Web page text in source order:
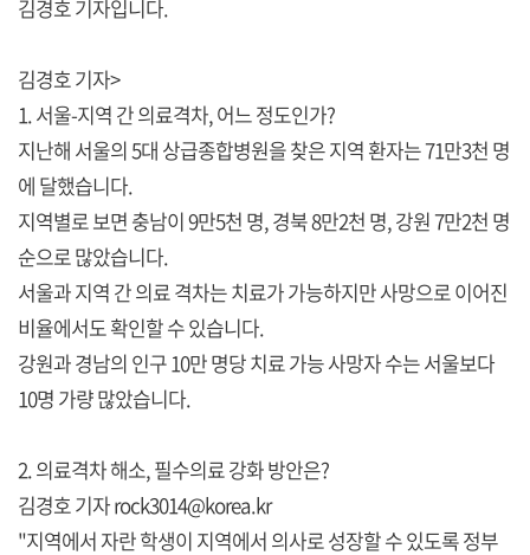
김경호 기자입니다.
김경호 기자>
1. 서울-지역 간 의료격차, 어느 정도인가?
지난해 서울의 5대 상급종합병원을 찾은 지역 환자는 71만3천 명
에 달했습니다.
지역별로 보면 충남이 9만5천 명, 경북 8만2천 명, 강원 7만2천 명
순으로 많았습니다.
서울과 지역 간 의료 격차는 치료가 가능하지만 사망으로 이어진
비율에서도 확인할 수 있습니다.
강원과 경남의 인구 10만 명당 치료 가능 사망자 수는 서울보다
10명 가량 많았습니다.
2. 의료격차 해소, 필수의료 강화 방안은?
김경호 기자 rock3014@korea.kr
"지역에서 자란 학생이 지역에서 의사로 성장할 수 있도록 정부